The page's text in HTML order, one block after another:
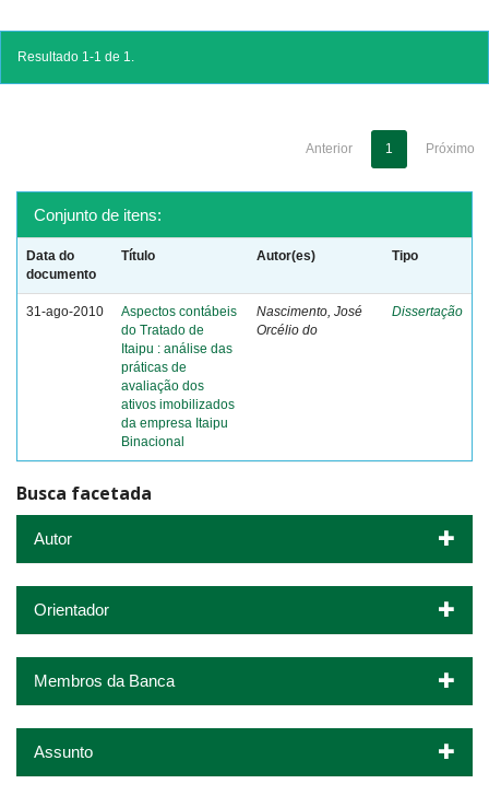
Resultado 1-1 de 1.
Anterior 1 Próximo
Conjunto de itens:
Data do
documento
Título Autor(es) Tipo
31-ago-2010
Aspectos contábeis
do Tratado de
Itaipu : análise das
práticas de
avaliação dos
ativos imobilizados
da empresa Itaipu
Binacional
Nascimento, José
Orcélio do
Dissertação
Busca facetada
Autor
Orientador
Membros da Banca
Assunto